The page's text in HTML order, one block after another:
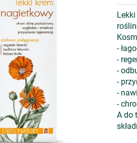
-
-
-
-
-
-
A do